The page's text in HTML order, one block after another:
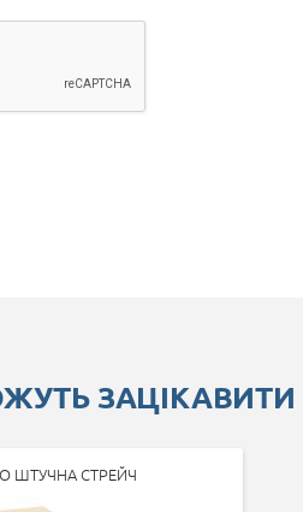
ЗАЦІКАВИТИ
ШТУЧНА СТРЕЙЧ